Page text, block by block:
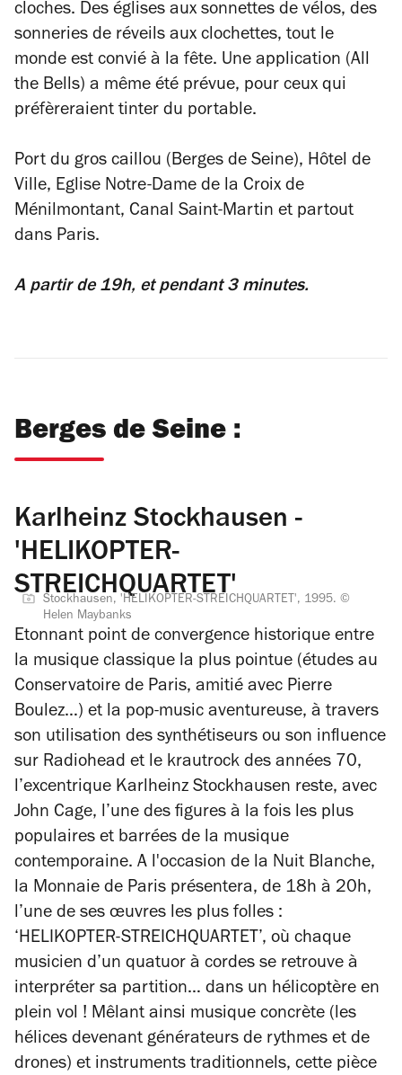
cloches. Des églises aux sonnettes de vélos, des
sonneries de réveils aux clochettes, tout le
monde est convié à la fête. Une application (All
the Bells) a même été prévue, pour ceux qui
préfèreraient tinter du portable.
Port du gros caillou (Berges de Seine), Hôtel de
Ville, Eglise Notre-Dame de la Croix de
Ménilmontant, Canal Saint-Martin et partout
dans Paris.
A partir de 19h, et pendant 3 minutes.
Berges de Seine :
Karlheinz Stockhausen -
'HELIKOPTER-
STREICHQUARTET'
Stockhausen, 'HELIKOPTER-STREICHQUARTET', 1995. ©
Helen Maybanks
Etonnant point de convergence historique entre
la musique classique la plus pointue (études au
Conservatoire de Paris, amitié avec Pierre
Boulez…) et la pop-music aventureuse, à travers
son utilisation des synthétiseurs ou son influence
sur Radiohead et le krautrock des années 70,
l’excentrique Karlheinz Stockhausen reste, avec
John Cage, l’une des figures à la fois les plus
populaires et barrées de la musique
contemporaine. A l'occasion de la Nuit Blanche,
la Monnaie de Paris présentera, de 18h à 20h,
l’une de ses œuvres les plus folles :
‘HELIKOPTER-STREICHQUARTET’, où chaque
musicien d’un quatuor à cordes se retrouve à
interpréter sa partition… dans un hélicoptère en
plein vol ! Mêlant ainsi musique concrète (les
hélices devenant générateurs de rythmes et de
drones) et instruments traditionnels, cette pièce